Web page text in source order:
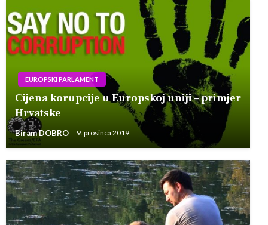
EUROPSKI PARLAMENT
Cijena korupcije u Europskoj uniji – primjer
Hrvatske
Biram DOBRO 9. prosinca 2019.